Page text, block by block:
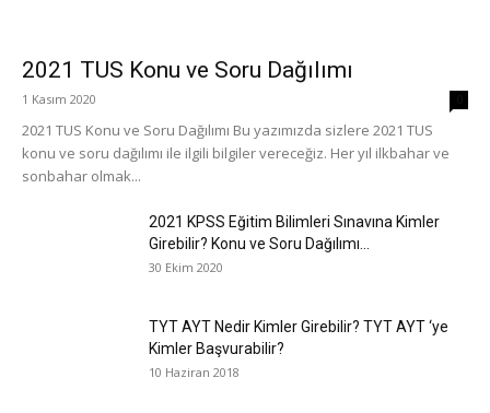
2021 TUS Konu ve Soru Dağılımı
1 Kasım 2020
2021 TUS Konu ve Soru Dağılımı Bu yazımızda sizlere 2021 TUS
konu ve soru dağılımı ile ilgili bilgiler vereceğiz. Her yıl ilkbahar ve
sonbahar olmak...
2021 KPSS Eğitim Bilimleri Sınavına Kimler
Girebilir? Konu ve Soru Dağılımı...
30 Ekim 2020
TYT AYT Nedir Kimler Girebilir? TYT AYT ‘ye
Kimler Başvurabilir?
10 Haziran 2018